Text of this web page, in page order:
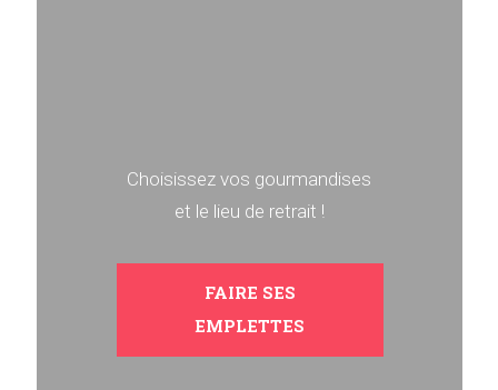
Choisissez vos gourmandises
et le lieu de retrait !
FAIRE SES
EMPLETTES